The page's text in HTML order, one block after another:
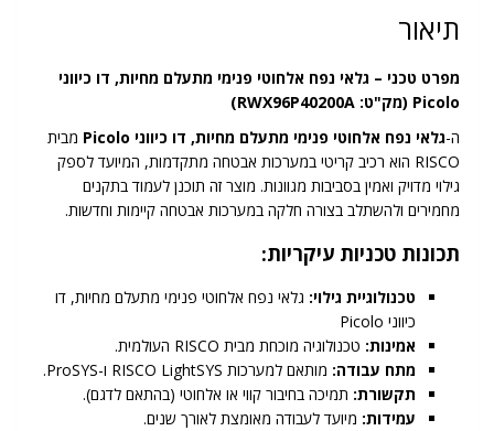
Picolo
תיאור
מפרט טכני – גלאי נפח אלחוטי פנימי מתעלם מחיות, דו כיווני
Picolo (מק"ט: RWX96P40200A)
ה-גלאי נפח אלחוטי פנימי מתעלם מחיות, דו כיווני Picolo
מבית
RISCO הוא רכיב קריטי במערכות אבטחה מתקדמות, המיועד לספק
גילוי מדויק ואמין בסביבות מגוונות. מוצר זה תוכנן לעמוד בתקנים
מחמירים ולהשתלב בצורה חלקה במערכות אבטחה קיימות וחדשות.
תכונות טכניות עיקריות:
טכנולוגיית גילוי: גלאי נפח אלחוטי פנימי מתעלם מחיות, דו
כיווני Picolo
אמינות: טכנולוגיה מוכחת מבית RISCO העולמית.
מתח עבודה: מותאם למערכות RISCO LightSYS ו-ProSYS.
תקשורת: תמיכה בחיבור קווי או אלחוטי (בהתאם לדגם).
עמידות: מיועד לעבודה מאומצת לאורך שנים.